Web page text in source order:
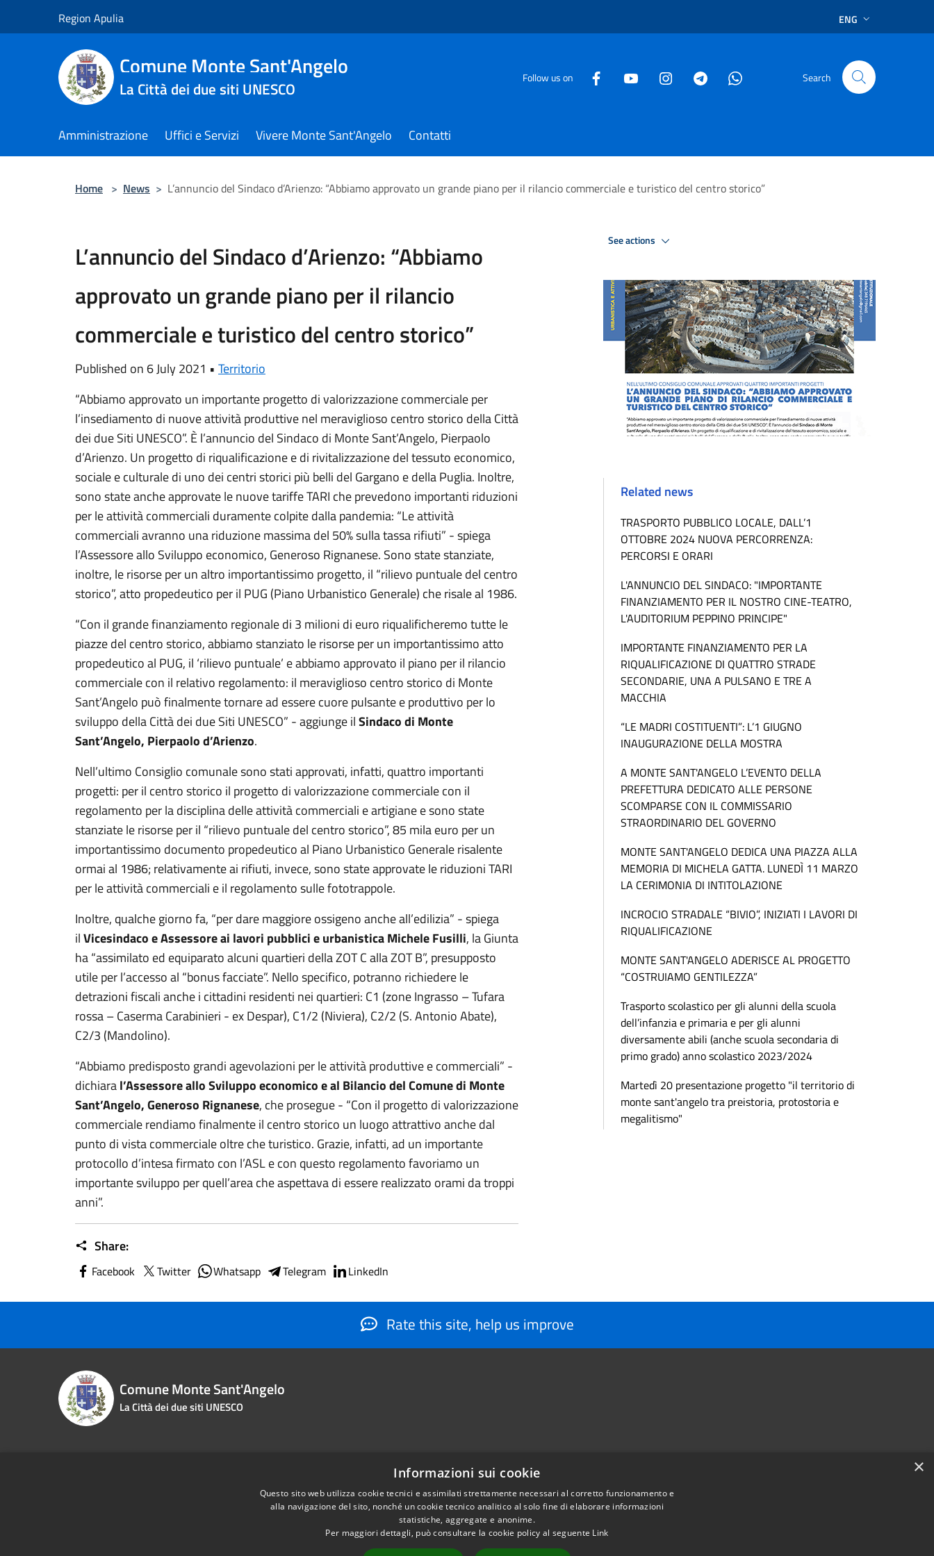
Region Apulia ENG
Comune Monte Sant'Angelo
La Città dei due siti UNESCO
Follow us on Search
Amministrazione Uffici e Servizi Vivere Monte Sant'Angelo Contatti
Home > News > L’annuncio del Sindaco d’Arienzo: “Abbiamo approvato un grande piano per il rilancio commerciale e turistico del centro storico”
L’annuncio del Sindaco d’Arienzo: “Abbiamo
approvato un grande piano per il rilancio
commerciale e turistico del centro storico”
Published on 6 July 2021 • Territorio
“Abbiamo approvato un importante progetto di valorizzazione commerciale per
l’insediamento di nuove attività produttive nel meraviglioso centro storico della Città
dei due Siti UNESCO”. È l’annuncio del Sindaco di Monte Sant’Angelo, Pierpaolo
d’Arienzo. Un progetto di riqualificazione e di rivitalizzazione del tessuto economico,
sociale e culturale di uno dei centri storici più belli del Gargano e della Puglia. Inoltre,
sono state anche approvate le nuove tariffe TARI che prevedono importanti riduzioni
per le attività commerciali duramente colpite dalla pandemia: “Le attività
commerciali avranno una riduzione massima del 50% sulla tassa rifiuti” - spiega
l’Assessore allo Sviluppo economico, Generoso Rignanese. Sono state stanziate,
inoltre, le risorse per un altro importantissimo progetto, il “rilievo puntuale del centro
storico”, atto propedeutico per il PUG (Piano Urbanistico Generale) che risale al 1986.
“Con il grande finanziamento regionale di 3 milioni di euro riqualificheremo tutte le
piazze del centro storico, abbiamo stanziato le risorse per un importantissimo atto
propedeutico al PUG, il ‘rilievo puntuale’ e abbiamo approvato il piano per il rilancio
commerciale con il relativo regolamento: il meraviglioso centro storico di Monte
Sant’Angelo può finalmente tornare ad essere cuore pulsante e produttivo per lo
sviluppo della Città dei due Siti UNESCO” - aggiunge ilSindaco di Monte
Sant’Angelo, Pierpaolo d’Arienzo.
Nell’ultimo Consiglio comunale sono stati approvati, infatti, quattro importanti
progetti: per il centro storico il progetto di valorizzazione commerciale con il
regolamento per la disciplina delle attività commerciali e artigiane e sono state
stanziate le risorse per il “rilievo puntuale del centro storico”, 85 mila euro per un
importantissimo documento propedeutico al Piano Urbanistico Generale risalente
ormai al 1986; relativamente ai rifiuti, invece, sono state approvate le riduzioni TARI
per le attività commerciali e il regolamento sulle fototrappole.
Inoltre, qualche giorno fa, “per dare maggiore ossigeno anche all’edilizia” - spiega
ilVicesindaco e Assessore ai lavori pubblici e urbanistica Michele Fusilli, la Giunta
ha “assimilato ed equiparato alcuni quartieri della ZOT C alla ZOT B”, presupposto
utile per l’accesso al “bonus facciate”. Nello specifico, potranno richiedere le
detrazioni fiscali anche i cittadini residenti nei quartieri: C1 (zone Ingrasso – Tufara
rossa – Caserma Carabinieri - ex Despar), C1/2 (Niviera), C2/2 (S. Antonio Abate),
C2/3 (Mandolino).
“Abbiamo predisposto grandi agevolazioni per le attività produttive e commerciali” -
dichiaral’Assessore allo Sviluppo economico e al Bilancio del Comune di Monte
Sant’Angelo, Generoso Rignanese, che prosegue - “Con il progetto di valorizzazione
commerciale rendiamo finalmente il centro storico un luogo attrattivo anche dal
punto di vista commerciale oltre che turistico. Grazie, infatti, ad un importante
protocollo d’intesa firmato con l’ASL e con questo regolamento favoriamo un
importante sviluppo per quell’area che aspettava di essere realizzato orami da troppi
anni”.
Share:
Facebook Twitter Whatsapp Telegram LinkedIn
See actions
Related news
TRASPORTO PUBBLICO LOCALE, DALL’1
OTTOBRE 2024 NUOVA PERCORRENZA:
PERCORSI E ORARI
L'ANNUNCIO DEL SINDACO: "IMPORTANTE
FINANZIAMENTO PER IL NOSTRO CINE-TEATRO,
L'AUDITORIUM PEPPINO PRINCIPE"
IMPORTANTE FINANZIAMENTO PER LA
RIQUALIFICAZIONE DI QUATTRO STRADE
SECONDARIE, UNA A PULSANO E TRE A
MACCHIA
“LE MADRI COSTITUENTI”: L’1 GIUGNO
INAUGURAZIONE DELLA MOSTRA
A MONTE SANT'ANGELO L’EVENTO DELLA
PREFETTURA DEDICATO ALLE PERSONE
SCOMPARSE CON IL COMMISSARIO
STRAORDINARIO DEL GOVERNO
MONTE SANT'ANGELO DEDICA UNA PIAZZA ALLA
MEMORIA DI MICHELA GATTA. LUNEDÌ 11 MARZO
LA CERIMONIA DI INTITOLAZIONE
INCROCIO STRADALE “BIVIO”, INIZIATI I LAVORI DI
RIQUALIFICAZIONE
MONTE SANT'ANGELO ADERISCE AL PROGETTO
“COSTRUIAMO GENTILEZZA”
Trasporto scolastico per gli alunni della scuola
dell’infanzia e primaria e per gli alunni
diversamente abili (anche scuola secondaria di
primo grado) anno scolastico 2023/2024
Martedì 20 presentazione progetto "il territorio di
monte sant'angelo tra preistoria, protostoria e
megalitismo"
Rate this site, help us improve
Comune Monte Sant'Angelo
La Città dei due siti UNESCO
Phone:0884566206
info@montesantangelo.it
protocollo@montesantangelo.it
×
Informazioni sui cookie
Questo sito web utilizza cookie tecnici e assimilati strettamente necessari al corretto funzionamento e
alla navigazione del sito, nonché un cookie tecnico analitico al solo fine di elaborare informazioni
statistiche, aggregate e anonime.
Per maggiori dettagli, può consultare la cookie policy al seguente Link